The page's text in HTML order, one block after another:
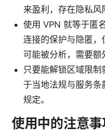
来盈利，存在隐私风
使用 VPN 就等于匿
连接的保护与隐匿，
可能被分析，需要额
只要能解锁区域限
于当地法规与服务
规定。
使用中的注意